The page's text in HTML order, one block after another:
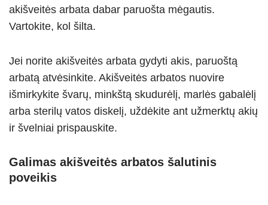
akišveitės arbata dabar paruošta mėgautis.
Vartokite, kol šilta.
Jei norite akišveitės arbata gydyti akis, paruoštą
arbatą atvėsinkite. Akišveitės arbatos nuovire
išmirkykite švarų, minkštą skudurėlį, marlės gabalėlį
arba sterilų vatos diskelį, uždėkite ant užmerktų akių
ir švelniai prispauskite.
Galimas akišveitės arbatos šalutinis
poveikis